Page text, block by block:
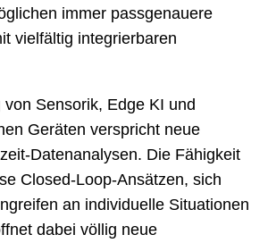
immer passgenauere
vielfältig integrierbaren
Sensorik, Edge KI und
Geräten verspricht neue
Datenanalysen. Die Fähigkeit
Closed-Loop-Ansätzen, sich
an individuelle Situationen
dabei völlig neue